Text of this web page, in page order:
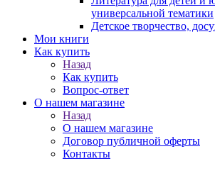
универсальной тематики
Детское творчество,
Мои книги
Как купить
Назад
Как купить
Вопрос-ответ
О нашем магазине
Назад
О нашем магазине
Договор публичной оферты
Контакты